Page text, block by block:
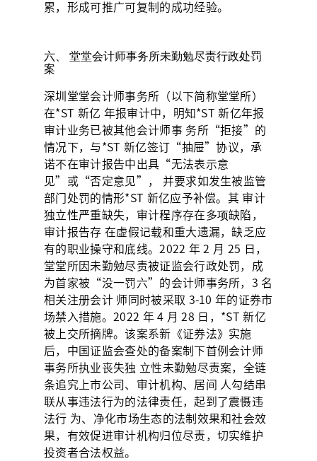
累，形成可推广可复制的成功经验。
六、 堂堂会计师事务所未勤勉尽责行政处罚
案
深圳堂堂会计师事务所（以下简称堂堂所）
在*ST 新亿 年报审计中，明知*ST 新亿年报
审计业务已被其他会计师事 务所“拒接”的
情况下，与*ST 新亿签订“抽屉”协议，承
诺不在审计报告中出具“无法表示意
见”或“否定意见”， 并要求如发生被监管
部门处罚的情形*ST 新亿应予补偿。其 审计
独立性严重缺失，审计程序存在多项缺陷，
审计报告存 在虚假记载和重大遗漏，缺乏应
有的职业操守和底线。2022 年 2 月 25 日，
堂堂所因未勤勉尽责被证监会行政处罚，成
为首家被“没一罚六”的会计师事务所，3 名
相关注册会计 师同时被采取 3-10 年的证券市
场禁入措施。2022 年 4 月 28 日，*ST 新亿
被上交所摘牌。该案系新《证券法》实施
后，中国证监会查处的备案制下首例会计师
事务所执业丧失独 立性未勤勉尽责案，全链
条追究上市公司、审计机构、居间 人勾结串
联从事违法行为的法律责任，起到了震慑违
法行 为、净化市场生态的法制效果和社会效
果，有效促进审计机构归位尽责，切实维护
投资者合法权益。